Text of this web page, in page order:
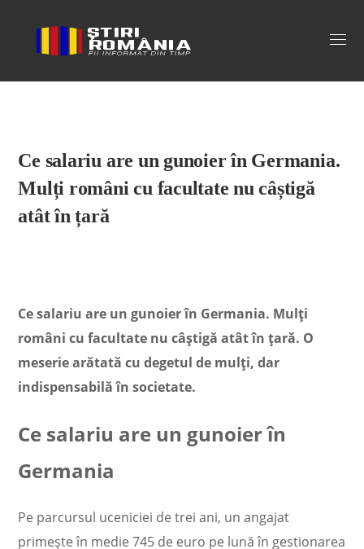
Stiri Romania
Ce salariu are un gunoier în Germania.
Mulți români cu facultate nu câștigă
atât în țară
Ce salariu are un gunoier în Germania. Mulți
români cu facultate nu câștigă atât în țară. O
meserie arătată cu degetul de mulți, dar
indispensabilă în societate.
Ce salariu are un gunoier în
Germania
Pe parcursul uceniciei de trei ani, un angajat
primește în medie 745 de euro pe lună în gestionarea